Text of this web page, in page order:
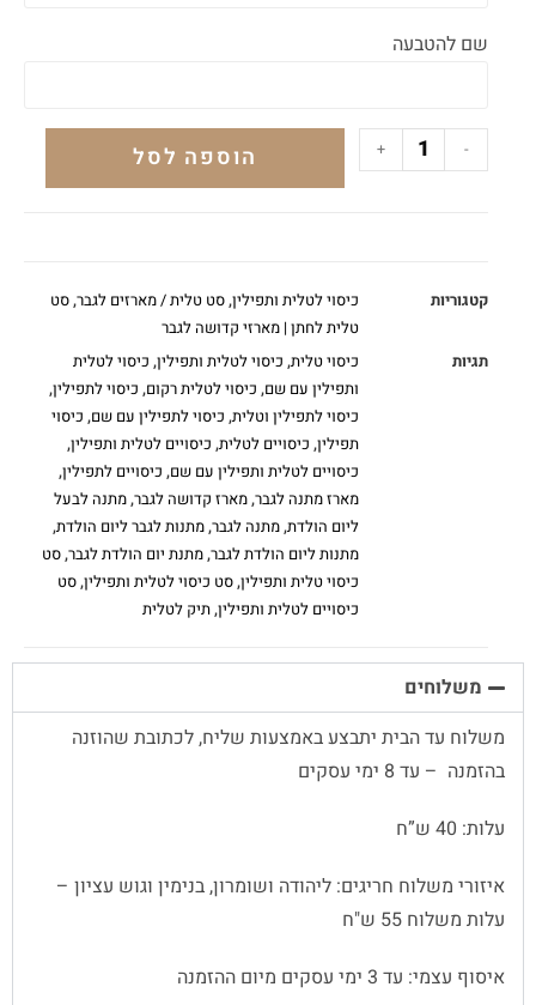
שם להטבעה
-
+ הוספה לסל
קטגוריות כיסוי לטלית ותפילין,סט טלית / מארזים לגבר,סט
טלית לחתן | מארזי קדושה לגבר
תגיות
כיסוי טלית, כיסוי לטלית ותפילין, כיסוי לטלית
ותפילין עם שם, כיסוי לטלית רקום, כיסוי לתפילין,
כיסוי לתפילין וטלית, כיסוי לתפילין עם שם, כיסוי
תפילין, כיסויים לטלית, כיסויים לטלית ותפילין,
כיסויים לטלית ותפילין עם שם, כיסויים לתפילין,
מארז מתנה לגבר,מארז קדושה לגבר,מתנה לבעל
ליום הולדת,מתנה לגבר,מתנות לגבר ליום הולדת,
מתנות ליום הולדת לגבר,מתנת יום הולדת לגבר,סט
כיסוי טלית ותפילין,סט כיסוי לטלית ותפילין,סט
כיסויים לטלית ותפילין,תיק לטלית
משלוחים
משלוח עד הבית יתבצע באמצעות שליח, לכתובת שהוזנה
בהזמנה – עד 8 ימי עסקים
עלות: 40 ש”ח
איזורי משלוח חריגים: ליהודה ושומרון, בנימין וגוש עציון –
עלות משלוח 55 ש"ח
איסוף עצמי: עד 3 ימי עסקים מיום ההזמנה